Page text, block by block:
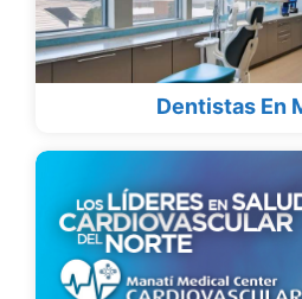
Dentistas En